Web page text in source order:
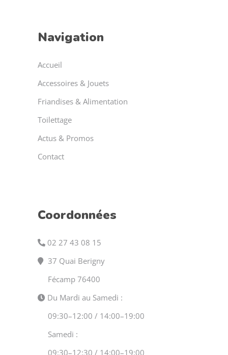
Navigation
Accueil
Accessoires & Jouets
Friandises & Alimentation
Toilettage
Actus & Promos
Contact
Coordonnées
02 27 43 08 15
37 Quai Berigny
Fécamp 76400
Du Mardi au Samedi :
09:30–12:00 / 14:00–19:00
Samedi :
09:30–12:30 / 14:00–19:00